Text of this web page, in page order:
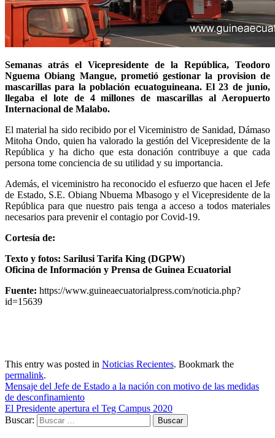
Semanas atrás el Vicepresidente de la República, Teodoro
Nguema Obiang Mangue, prometió gestionar la provision de
mascarillas para la población ecuatoguineana. El 23 de junio,
llegaba el lote de 4 millones de mascarillas al Aeropuerto
Internacional de Malabo.
El material ha sido recibido por el Viceministro de Sanidad, Dámaso
Mitoha Ondo, quien ha valorado la gestión del Vicepresidente de la
República y ha dicho que esta donación contribuye a que cada
persona tome conciencia de su utilidad y su importancia.
Además, el viceministro ha reconocido el esfuerzo que hacen el Jefe
de Estado, S.E. Obiang Nbuema Mbasogo y el Vicepresidente de la
República para que nuestro pais tenga a acceso a todos materiales
necesarios para prevenir el contagio por Covid-19.
Cortesía de:
Texto y fotos: Sarilusi Tarifa King (DGPW)
Oficina de Información y Prensa de Guinea Ecuatorial
Fuente: https://www.guineaecuatorialpress.com/noticia.php?
id=15639
This entry was posted in Noticias Recientes. Bookmark the
permalink.
Mensaje del Jefe de Estado a la nación con motivo de las medidas
de desconfinamiento
El Presidente apertura el Teg Campus 2020
Buscar: